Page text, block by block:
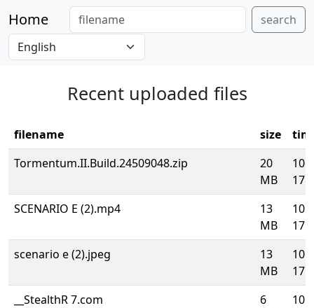
Home search
Recent uploaded files
filename size
Tormentum.II.Build.24509048.zip
20
MB
SCENARIO E (2).mp4
13
MB
scenario e (2).jpeg
13
MB
__StealthR 7.com
6